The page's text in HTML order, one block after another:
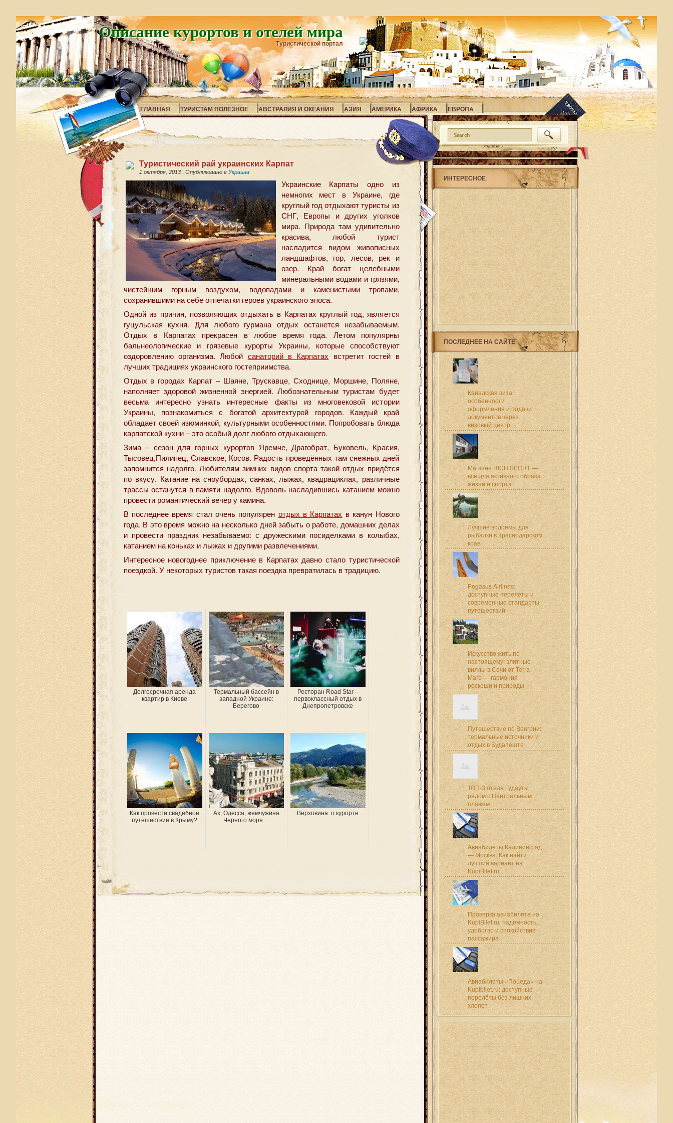
Описание курортов и отелей мира
Туристической портал
ГЛАВНАЯ ТУРИСТАМ ПОЛЕЗНОЕ АВСТРАЛИЯ И ОКЕАНИЯ АЗИЯ АМЕРИКА АФРИКА ЕВРОПА
Туристический рай украинских Карпат
1 октября, 2013 | Опубликовано в Украина
Украинские Карпаты одно из
немногих мест в Украине, где
круглый год отдыхают туристы из
СНГ, Европы и других уголков
мира. Природа там удивительно
красива, любой турист
насладится видом живописных
ландшафтов, гор, лесов, рек и
озер. Край богат целебными
минеральными водами и грязями,
чистейшим горным воздухом, водопадами и каменистыми тропами,
сохранившими на себе отпечатки героев украинского эпоса.
Одной из причин, позволяющих отдыхать в Карпатах круглый год, является
гуцульская кухня. Для любого гурмана отдых останется незабываемым.
Отдых в Карпатах прекрасен в любое время года. Летом популярны
бальнеологические и грязевые курорты Украины, которые способствуют
оздоровлению организма. Любой санаторий в Карпатах встретит гостей в
лучших традициях украинского гостеприимства.
Отдых в городах Карпат – Шаяне, Трускавце, Сходнице, Моршине, Поляне,
наполняет здоровой жизненной энергией. Любознательным туристам будет
весьма интересно узнать интересные факты из многовековой истории
Украины, познакомиться с богатой архитектурой городов. Каждый край
обладает своей изюминкой, культурными особенностями. Попробовать блюда
карпатской кухни – это особый долг любого отдыхающего.
Зима – сезон для горных курортов Яремче, Драгобрат, Буковель, Красия,
Тысовец,Пилипец, Славское, Косов. Радость проведённых там снежных дней
запомнится надолго. Любителям зимних видов спорта такой отдых придётся
по вкусу. Катание на сноубордах, санках, лыжах, квадрациклах, различные
трассы останутся в памяти надолго. Вдоволь насладившись катанием можно
провести романтический вечер у камина.
В последнее время стал очень популярен отдых в Карпатах в канун Нового
года. В это время можно на несколько дней забыть о работе, домашних делах
и провести праздник незабываемо: с дружескими посиделками в колыбах,
катанием на коньках и лыжах и другими развлечениями.
Интересное новогоднее приключение в Карпатах давно стало туристической
поездкой. У некоторых туристов такая поездка превратилась в традицию.
Долгосрочная аренда
квартир в Киеве
Термальный бассейн в
западной Украине:
Берегово
Ресторан Road Star –
первоклассный отдых в
Днепропетровске
Как провести свадебное
путешествие в Крыму?
Ах, Одесса, жемчужина
Черного моря…
Верховина: о курорте
ИНТЕРЕСНОЕ
ПОСЛЕДНЕЕ НА САЙТЕ
Канадская виза:
особенности
оформления и подачи
документов через
визовый центр
Магазин RICH SPORT —
всё для активного образа
жизни и спорта
Лучшие водоёмы для
рыбалки в Краснодарском
крае
Pegasus Airlines:
доступные перелёты и
современные стандарты
путешествий
Искусство жить по-
настоящему: элитные
виллы в Сочи от Terra
Mare — гармония
роскоши и природы
Путешествие по Венгрии:
термальные источники и
отдых в Будапеште
ТОП-3 отеля Гудауты
рядом с Центральным
пляжем
Авиабилеты Калининград
— Москва: Как найти
лучший вариант на
KupiBilet.ru
Проверка авиабилета на
KupiBilet.ru: надёжность,
удобство и спокойствие
пассажира
Авиабилеты «Победа» на
Kupibilet.ru: доступные
перелёты без лишних
хлопот